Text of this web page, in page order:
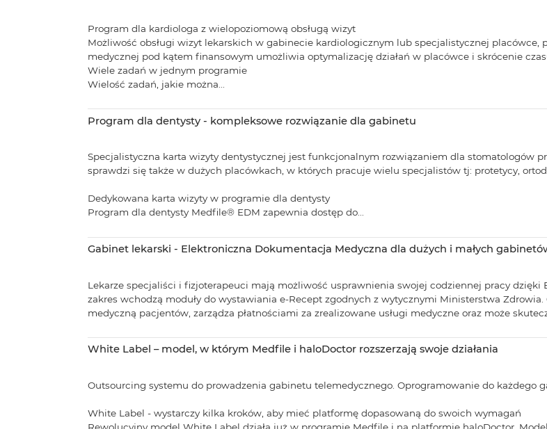
Program dla kardiologa z wielopoziomową obsługą wizyt
Możliwość obsługi wizyt lekarskich w gabinecie kardiologicznym lub specjalistycznej placówce,
medycznej pod kątem finansowym umożliwia optymalizację działań w placówce i skrócenie
Wiele zadań w jednym programie
Wielość zadań, jakie można...
Program dla dentysty - kompleksowe rozwiązanie dla gabinetu
Specjalistyczna karta wizyty dentystycznej jest funkcjonalnym rozwiązaniem dla stomatologów
sprawdzi się także w dużych placówkach, w których pracuje wielu specjalistów tj: protetycy,
Dedykowana karta wizyty w programie dla dentysty
Program dla dentysty Medfile® EDM zapewnia dostęp do...
Gabinet lekarski - Elektroniczna Dokumentacja Medyczna dla dużych i małych
Lekarze specjaliści i fizjoterapeuci mają możliwość usprawnienia swojej codziennej pracy
zakres wchodzą moduły do wystawiania e-Recept zgodnych z wytycznymi Ministerstwa
medyczną pacjentów, zarządza płatnościami za zrealizowane usługi medyczne oraz może
White Label – model, w którym Medfile i haloDoctor rozszerzają swoje działania
Outsourcing systemu do prowadzenia gabinetu telemedycznego. Oprogramowanie do każdego
White Label - wystarczy kilka kroków, aby mieć platformę dopasowaną do swoich wymagań
Rewolucyjny model White Label działa już w programie Medfile i na platformie haloDoctor.